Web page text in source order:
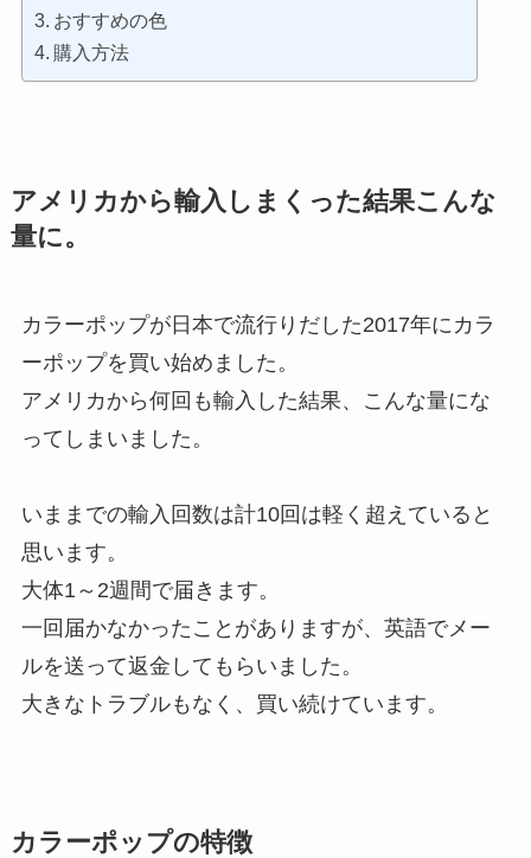
おすすめの色
購入方法
アメリカから輸入しまくった結果こんな
量に。
カラーポップが日本で流行りだした2017年にカラ
ーポップを買い始めました。
アメリカから何回も輸入した結果、こんな量にな
ってしまいました。
いままでの輸入回数は計10回は軽く超えていると
思います。
大体1～2週間で届きます。
一回届かなかったことがありますが、英語でメー
ルを送って返金してもらいました。
大きなトラブルもなく、買い続けています。
カラーポップの特徴